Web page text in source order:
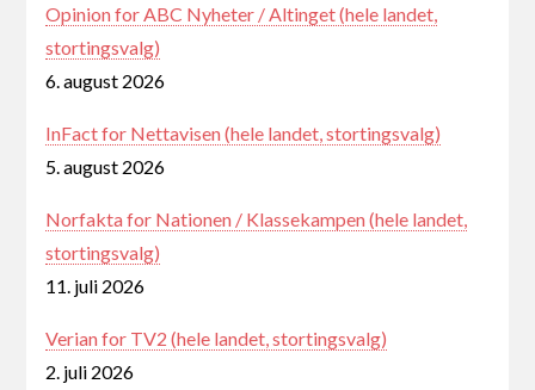
Opinion for ABC Nyheter / Altinget (hele landet,
stortingsvalg)
6. august 2026
InFact for Nettavisen (hele landet, stortingsvalg)
5. august 2026
Norfakta for Nationen / Klassekampen (hele landet,
stortingsvalg)
11. juli 2026
Verian for TV2 (hele landet, stortingsvalg)
2. juli 2026